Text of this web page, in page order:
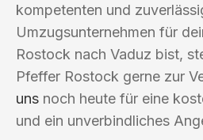
kompetenten und
Umzugsunternehmen für
Rostock nach Vaduz bist,
Pfeffer Rostock gerne zur
uns noch heute für eine
und ein unverbindliches